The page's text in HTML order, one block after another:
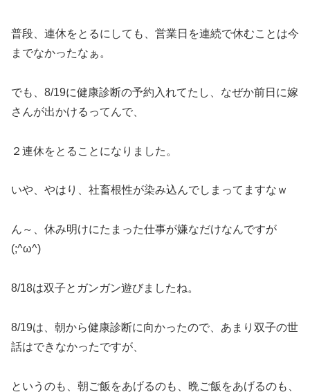
普段、連休をとるにしても、営業日を連続で休むことは今
までなかったなぁ。
でも、8/19に健康診断の予約入れてたし、なぜか前日に嫁
さんが出かけるってんで、
２連休をとることになりました。
いや、やはり、社畜根性が染み込んでしまってますなｗ
ん～、休み明けにたまった仕事が嫌なだけなんですが
(;^ω^)
8/18は双子とガンガン遊びましたね。
8/19は、朝から健康診断に向かったので、あまり双子の世
話はできなかったですが、
というのも、朝ご飯をあげるのも、晩ご飯をあげるのも、